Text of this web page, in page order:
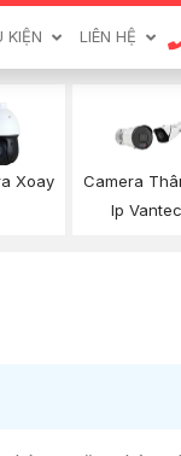
KIỆN LIÊN HỆ
Xoay
Camera
Ip